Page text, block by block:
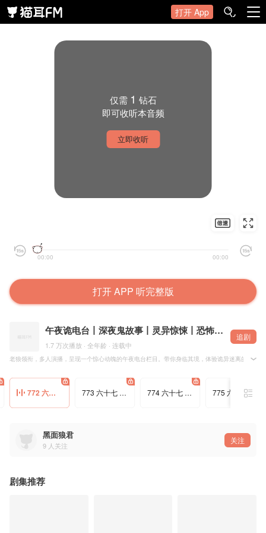
打开 App
仅需 1 钻石
即可收听本音频
立即收听
00:00 00:00
打开 APP 听完整版
午夜诡电台丨深夜鬼故事丨灵异惊悚丨恐怖刺激丨身临其境
1.7 万次播放 · 全年龄 · 连载中
追剧
老狼领衔，多人演播，呈现一个惊心动魄的午夜电台栏目。带你身临其境，体验诡异迷离的深
节目播出已有一年多的时间，在这一年多，除了编导和我自己准备的稿件，还有还有很多听
772 六十六 深夜食堂15 773 六十七 不要往下看1 774 六十七 不要往下看2 775 六十七 不要往下看3
黑面狼君
9 人关注
关注
剧集推荐